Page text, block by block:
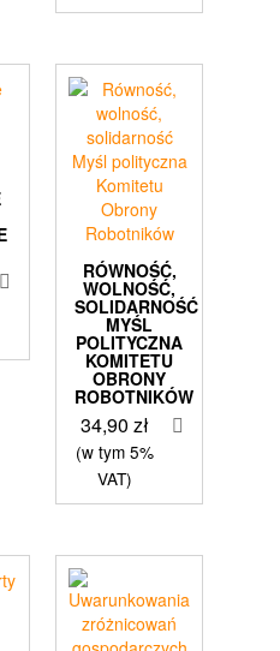
RÓWNOŚĆ,
WOLNOŚĆ,
SOLIDARNOŚĆ
MYŚL
POLITYCZNA
KOMITETU
OBRONY
ROBOTNIKÓW
34,90 zł
(w tym 5%
VAT)